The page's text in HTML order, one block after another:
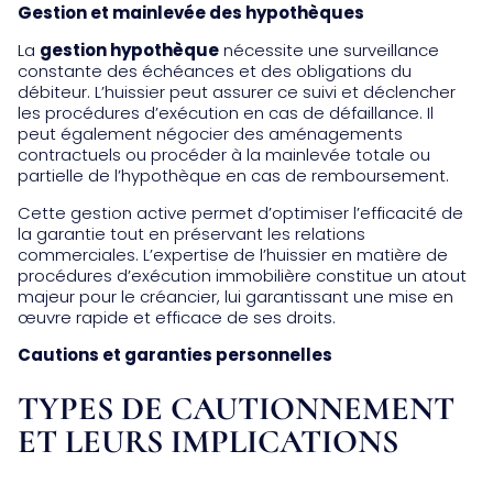
Gestion et mainlevée des hypothèques
La gestion hypothèquenécessite une surveillance
constante des échéances et des obligations du
débiteur. L’huissier peut assurer ce suivi et déclencher
les procédures d’exécution en cas de défaillance. Il
peut également négocier des aménagements
contractuels ou procéder à la mainlevée totale ou
partielle de l’hypothèque en cas de remboursement.
Cette gestion active permet d’optimiser l’efficacité de
la garantie tout en préservant les relations
commerciales. L’expertise de l’huissier en matière de
procédures d’exécution immobilière constitue un atout
majeur pour le créancier, lui garantissant une mise en
œuvre rapide et efficace de ses droits.
Cautions et garanties personnelles
TYPES DE CAUTIONNEMENT
ET LEURS IMPLICATIONS